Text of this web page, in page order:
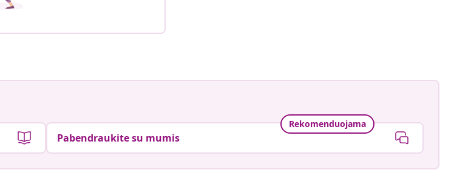
Rekomenduojama
Pabendraukite su mumis